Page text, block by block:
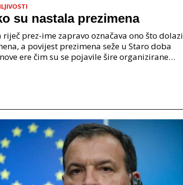
su nastala prezimena
riječ prez-ime zapravo označava ono što dolazi
a povijest prezimena seže u Staro doba
ere čim su se pojavile šire organizirane